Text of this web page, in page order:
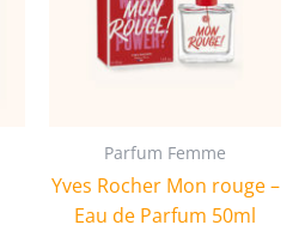
Parfum Femme
Yves Rocher Mon rouge –
Eau de Parfum 50ml